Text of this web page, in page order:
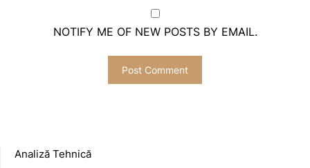
NOTIFY ME OF NEW POSTS BY EMAIL.
Analiză Tehnică